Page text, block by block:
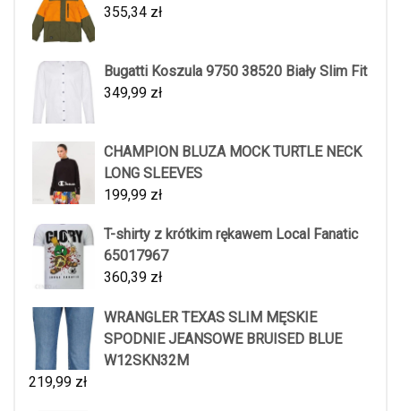
355,34 zł
Bugatti Koszula 9750 38520 Biały Slim Fit
349,99 zł
CHAMPION BLUZA MOCK TURTLE NECK
LONG SLEEVES
199,99 zł
T-shirty z krótkim rękawem Local Fanatic
65017967
360,39 zł
WRANGLER TEXAS SLIM MĘSKIE
SPODNIE JEANSOWE BRUISED BLUE
W12SKN32M
219,99 zł